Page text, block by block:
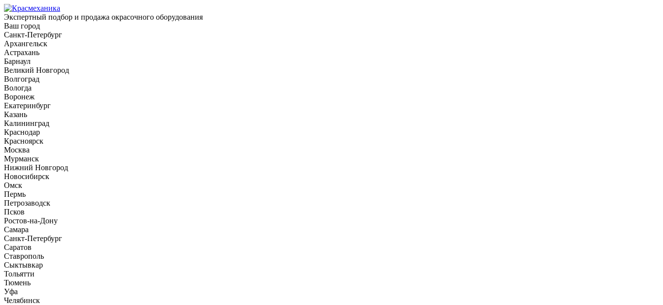
Экспертный подбор и продажа окрасочного оборудования
Ваш город
Санкт-Петербург
Архангельск
Астрахань
Барнаул
Великий Новгород
Волгоград
Вологда
Воронеж
Екатеринбург
Казань
Калининград
Краснодар
Красноярск
Москва
Мурманск
Нижний Новгород
Новосибирск
Омск
Пермь
Петрозаводск
Псков
Ростов-на-Дону
Самара
Санкт-Петербург
Саратов
Ставрополь
Сыктывкар
Тольятти
Тюмень
Уфа
Челябинск